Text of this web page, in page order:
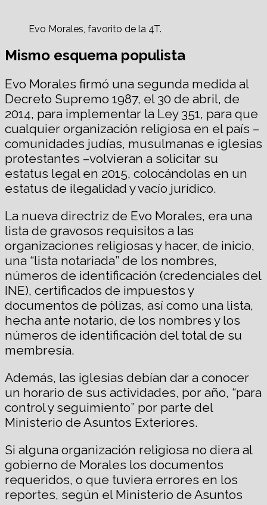
Evo Morales, favorito de la 4T.
Mismo esquema populista
Evo Morales firmó una segunda medida al
Decreto Supremo 1987, el 30 de abril, de
2014, para implementar la Ley 351, para que
cualquier organización religiosa en el país –
comunidades judías, musulmanas e iglesias
protestantes –volvieran a solicitar su
estatus legal en 2015, colocándolas en un
estatus de ilegalidad y vacío jurídico.
La nueva directriz de Evo Morales, era una
lista de gravosos requisitos a las
organizaciones religiosas y hacer, de inicio,
una “lista notariada” de los nombres,
números de identificación (credenciales del
INE), certificados de impuestos y
documentos de pólizas, así como una lista,
hecha ante notario, de los nombres y los
números de identificación del total de su
membresía.
Además, las iglesias debían dar a conocer
un horario de sus actividades, por año, “para
control y seguimiento” por parte del
Ministerio de Asuntos Exteriores.
Si alguna organización religiosa no diera al
gobierno de Morales los documentos
requeridos, o que tuviera errores en los
reportes, según el Ministerio de Asuntos